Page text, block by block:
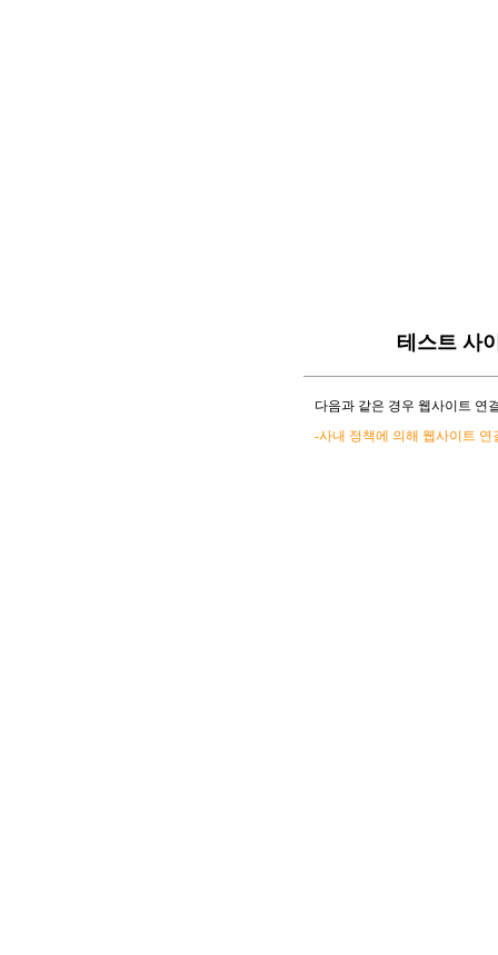
테스트 사
다음과 같은 경우 웹사이트 연
-사내 정책에 의해 웹사이트